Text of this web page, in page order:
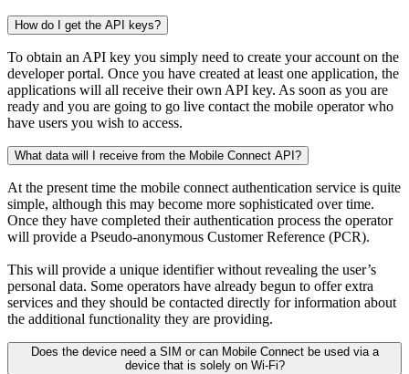
How do I get the API keys?
To obtain an API key you simply need to create your account on the
developer portal. Once you have created at least one application, the
applications will all receive their own API key. As soon as you are
ready and you are going to go live contact the mobile operator who
have users you wish to access.
What data will I receive from the Mobile Connect API?
At the present time the mobile connect authentication service is quite
simple, although this may become more sophisticated over time.
Once they have completed their authentication process the operator
will provide a Pseudo-anonymous Customer Reference (PCR).
This will provide a unique identifier without revealing the user’s
personal data. Some operators have already begun to offer extra
services and they should be contacted directly for information about
the additional functionality they are providing.
Does the device need a SIM or can Mobile Connect be used via a
device that is solely on Wi-Fi?